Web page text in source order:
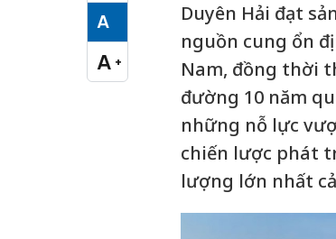
A
Cỡ chữ vừa
A +
Cỡ chữ lớn
Duyên Hải đạt
nguồn cung ổn
Nam, đồng thời
đường 10 năm
những nỗ lực
chiến lược phát
lượng lớn nhất